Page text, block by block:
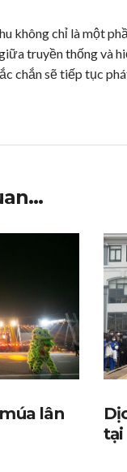
không chỉ là một
truyền thống và
chắn sẽ tiếp tục
lân
tại